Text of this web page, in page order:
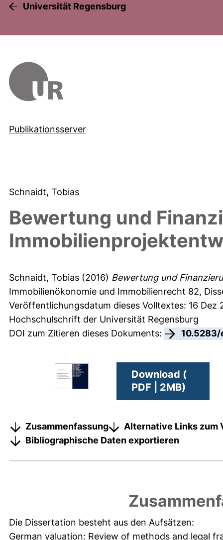
Universität Regensburg
Publikationsserver
Schnaidt, Tobias
Bewertung und
Schnaidt, Tobias (2016) Bewertung und
Immobilienökonomie und Immobilienrecht 82,
Veröffentlichungsdatum dieses Volltextes: 16 Dez
Hochschulschrift der Universität Regensburg
DOI zum Zitieren dieses Dokuments:
Download (
PDF | 2MB)
Zusammenfassung
Alternative Links zum
Bibliographische Daten exportieren
Die Dissertation besteht aus den Aufsätzen:
German valuation: Review of methods and legal